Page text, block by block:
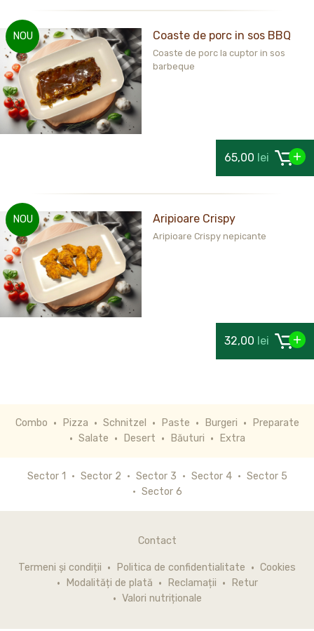
NOU Coaste de porc in sos BBQ
Coaste de porc la cuptor in sos
barbeque
65,00 lei
NOU Aripioare Crispy
Aripioare Crispy nepicante
32,00 lei
Combo Pizza Schnitzel Paste Burgeri
Preparate
Salate
Desert Băuturi Extra
Sector 1 Sector 2 Sector 3 Sector 4
Sector 5
Sector 6
Contact
Termeni și condiții Politica de confidentialitate
Cookies
Modalități de plată
Reclamații
Retur
Valori nutriționale